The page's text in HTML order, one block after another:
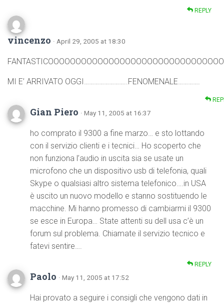
REPLY
vincenzo · April 29, 2005 at 18:30
MI E’ ARRIVATO OGGI……………………..FENOMENALE………….
Gian Piero · May 11, 2005 at 16:37
ho comprato il 9300 a fine marzo… e sto lottando
con il servizio clienti e i tecnici… Ho scoperto che
non funziona l’audio in uscita sia se usate un
microfono che un dispositivo usb di telefonia, quali
Skype o qualsiasi altro sistema telefonico….in USA
è uscito un nuovo modello e stanno sostituendo le
macchine. Mi hanno promesso di cambiarmi il 9300
se esce in Europa… State attenti su dell usa c’è un
forum sul problema. Chiamate il servizio tecnico e
fatevi sentire….
REPLY
Paolo · May 11, 2005 at 17:52
Hai provato a seguire i consigli che vengono dati in